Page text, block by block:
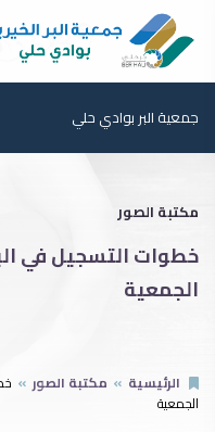
جمعية البر بوادي حلي
مكتبة الصور
خطوات التسجيل في
الجمعية
الرئيسية مكتبة الصور
الجمعية